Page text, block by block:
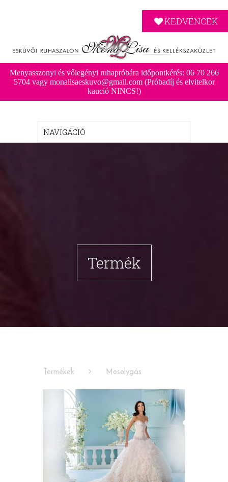
KEDVENCEK
Menyasszonyi és vőlegényi ruhapróbára időpontkérés: 06 70 266
5704 vagy monalisaeskuvo@gmail.com (Próbadíj és elvitelkor
kaució NINCS!)
Termék
Termékek Mosolygás